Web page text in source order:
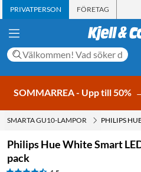
PRIVATPERSON FÖRETAG
SOMMARREA - Upp till 50%
SMARTA GU10-LAMPOR
Philips Hue White Smart
pack